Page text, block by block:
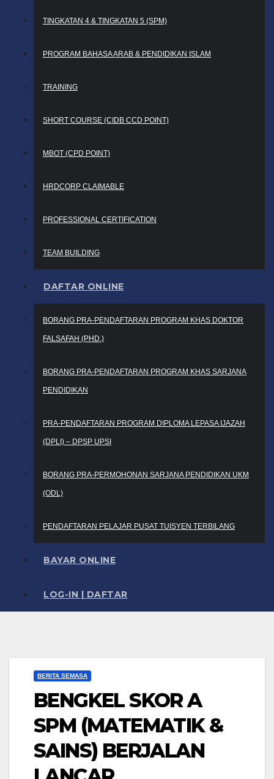
TINGKATAN 4 & TINGKATAN 5 (SPM)
PROGRAM BAHASA ARAB & PENDIDIKAN ISLAM
TRAINING
SHORT COURSE (CIDB CCD POINT)
MBOT (CPD POINT)
HRDCORP CLAIMABLE
PROFESSIONAL CERTIFICATION
TEAM BUILDING
DAFTAR ONLINE
BORANG PRA-PENDAFTARAN PROGRAM KHAS DOKTOR
FALSAFAH (PHD.)
BORANG PRA-PENDAFTARAN PROGRAM KHAS SARJANA
PENDIDIKAN
PRA-PENDAFTARAN PROGRAM DIPLOMA LEPASA IJAZAH
(DPLI) – DPSP UPSI
BORANG PRA-PERMOHONAN SARJANA PENDIDIKAN UKM
(ODL)
PENDAFTARAN PELAJAR PUSAT TUISYEN TERBILANG
BAYAR ONLINE
LOG-IN | DAFTAR
BERITA SEMASA
BENGKEL SKOR A
SPM (MATEMATIK &
SAINS) BERJALAN